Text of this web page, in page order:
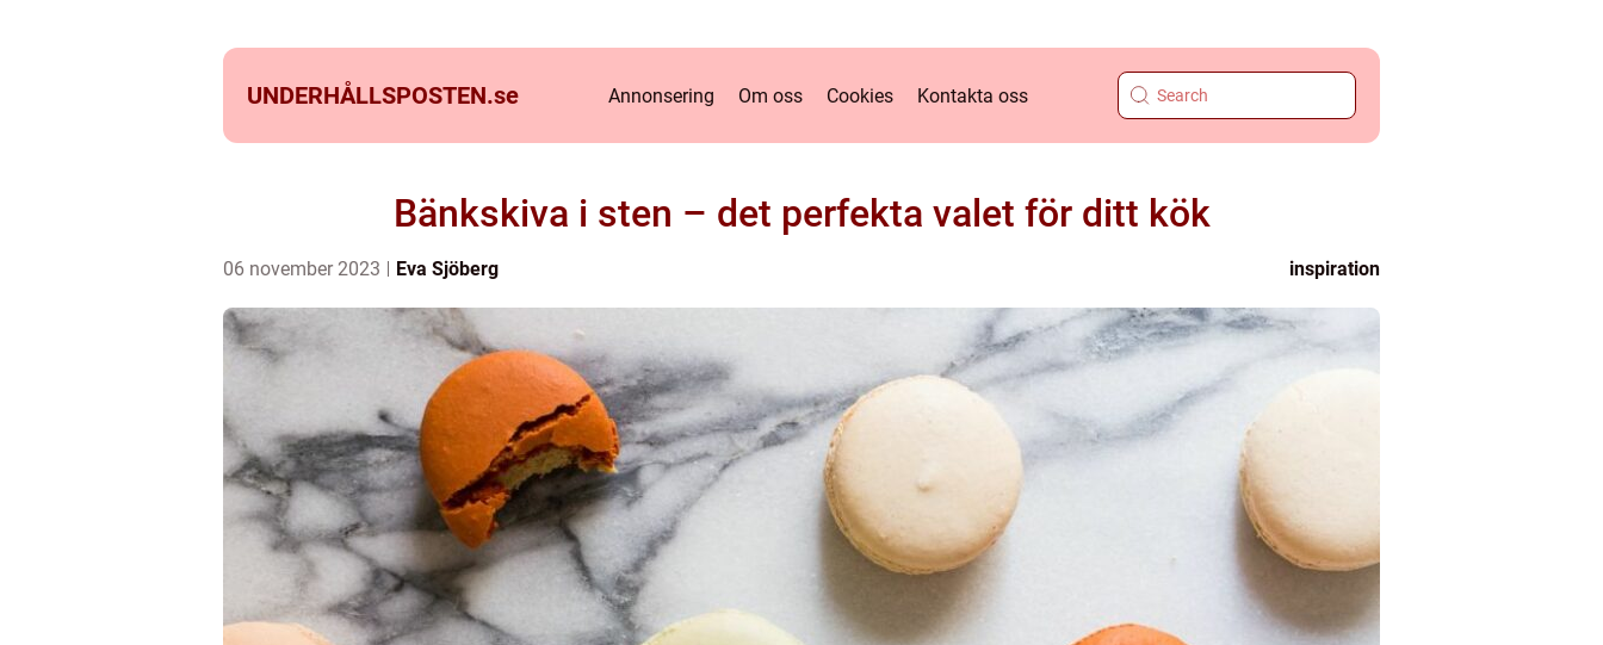
UNDERHÅLLSPOSTEN.se Annonsering Om oss Cookies Kontakta oss
Bänkskiva i sten – det perfekta valet för ditt kök
06 november 2023 Eva Sjöberg inspiration